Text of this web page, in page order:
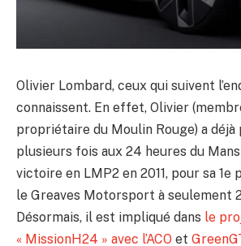
Olivier Lombard, ceux qui suivent
connaissent. En effet, Olivier
propriétaire du Moulin Rouge) a
plusieurs fois aux 24 heures du
victoire en LMP2 en 2011, pour sa 1e
le Greaves Motorsport à seulement
Désormais, il est impliqué dans le
« MissionH24 » avec l’ACO et